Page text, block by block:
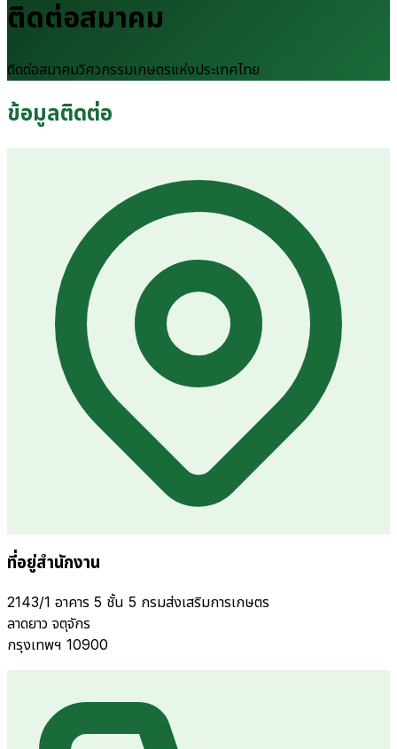
ติดต่อสมาคม
ติดต่อสมาคมวิศวกรรมเกษตรแห่งประเทศไทย
ข้อมูลติดต่อ
ที่อยู่สำนักงาน
2143/1 อาคาร 5 ชั้น 5 กรมส่งเสริมการเกษตร
ลาดยาว จตุจักร
กรุงเทพฯ 10900